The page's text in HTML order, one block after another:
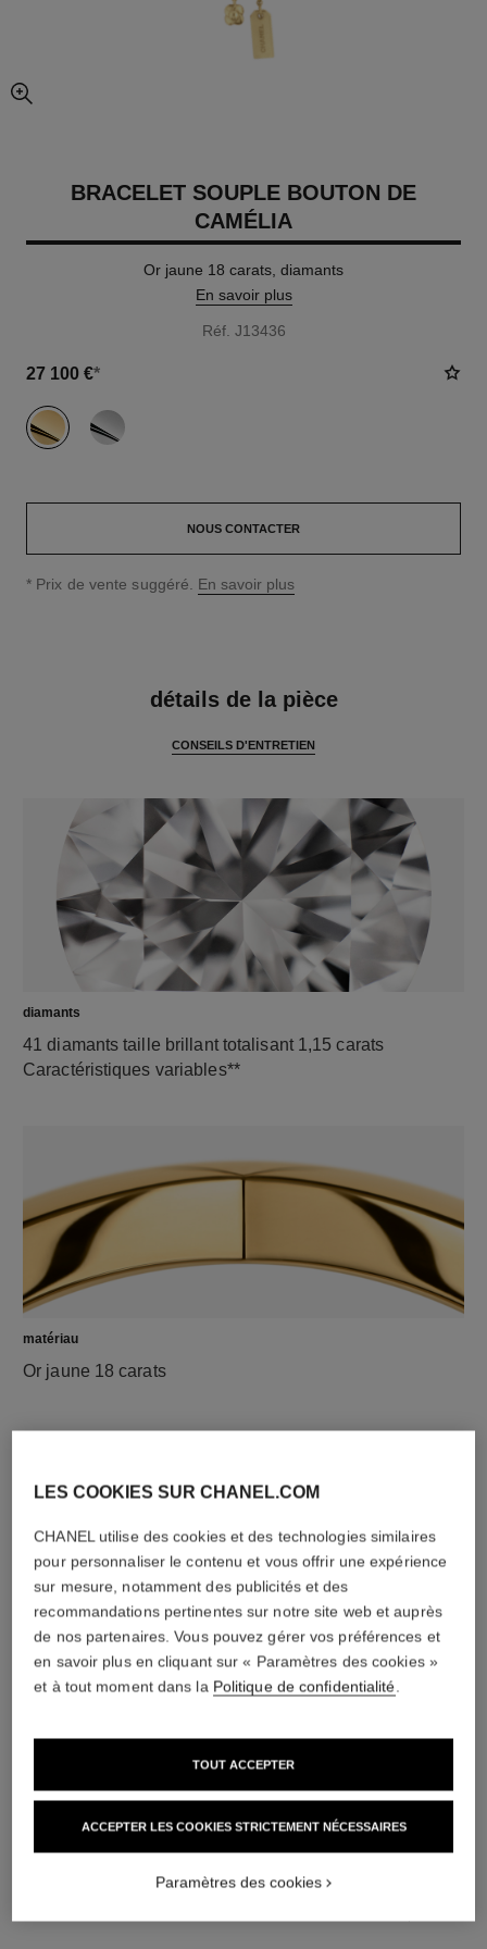
agrandissement
BRACELET SOUPLE BOUTON DE
CAMÉLIA
Or jaune 18 carats, diamants
En savoir plus
Réf. J13436
27 100 €*
variante (2)
NOUS CONTACTER
↩
* Prix de vente suggéré. En savoir plus
détails de la pièce
CONSEILS D'ENTRETIEN
diamants
41 diamants taille brillant totalisant 1,15 carats
Caractéristiques variables**
matériau
Or jaune 18 carats
choker souple bouton de camélia
boucles d'oreilles souples
Réf. J12838
LES COOKIES SUR CHANEL.COM
CHANEL utilise des cookies et des technologies similaires
pour personnaliser le contenu et vous offrir une expérience
sur mesure, notamment des publicités et des
recommandations pertinentes sur notre site web et auprès
de nos partenaires. Vous pouvez gérer vos préférences et
en savoir plus en cliquant sur « Paramètres des cookies »
et à tout moment dans la Politique de confidentialité.
ACCEPTER LES COOKIES STRICTEMENT NÉCESSAIRES
TOUT ACCEPTER
Paramètres des cookies